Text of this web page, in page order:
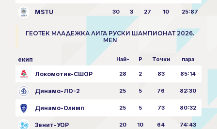
MSTU 30 3 27 10 25:87
ГЕОТЕК МЛАДЕЖКА ЛИГА РУСКИ ШАМПИОНАТ 2026.
MEN
екип Най- P Точки пара
Локомотив-СШОР 28 2 83 85:14
Динамо-ЛО-2 25 5 76 82:30
Динамо-Олимп 25 5 73 80:32
Зенит-УОР 20 10 64 74:43